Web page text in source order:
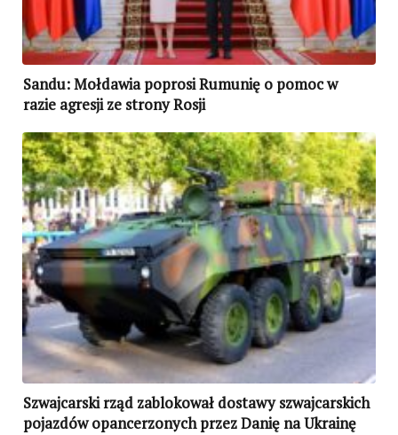
Sandu: Mołdawia poprosi Rumunię o pomoc w
razie agresji ze strony Rosji
Szwajcarski rząd zablokował dostawy szwajcarskich
pojazdów opancerzonych przez Danię na Ukrainę